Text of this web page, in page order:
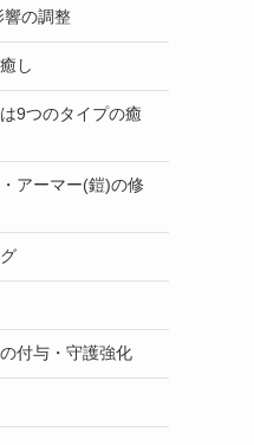
響の調整
し
9つのタイプの癒
アーマー(鎧)の修
付与・守護強化